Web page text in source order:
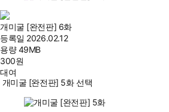
개미굴 [완전판] 6화
등록일 2026.02.12
용량49MB
300원
대여
개미굴 [완전판] 5화 선택